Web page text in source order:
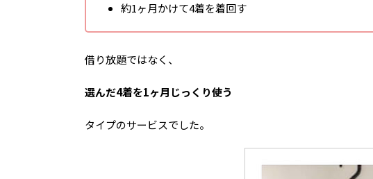
約1ヶ月かけて4着を着回す
借り放題ではなく、
選んだ4着を1ヶ月じっくり使う
タイプのサービスでした。